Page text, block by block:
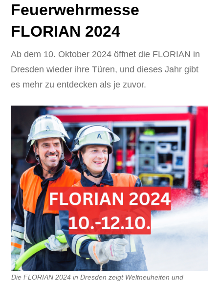
Feuerwehrmesse
FLORIAN 2024
Ab dem 10. Oktober 2024 öffnet die FLORIAN in
Dresden wieder ihre Türen, und dieses Jahr gibt
es mehr zu entdecken als je zuvor.
Die FLORIAN 2024 in Dresden zeigt Weltneuheiten und